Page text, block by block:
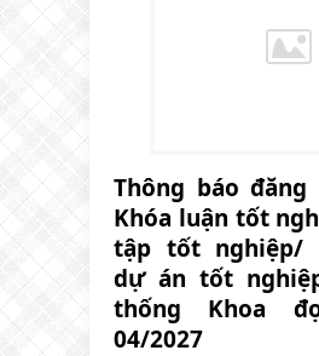
Thông báo
Khóa luận tốt
tập tốt nghiệp/
dự án tốt
thống Khoa
04/2027